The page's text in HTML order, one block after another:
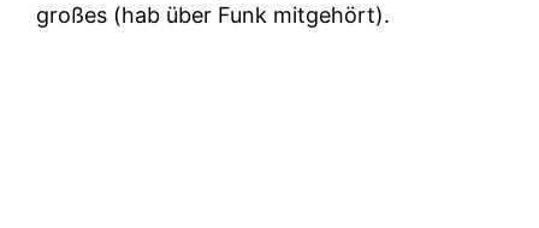
großes (hab über Funk mitgehört).